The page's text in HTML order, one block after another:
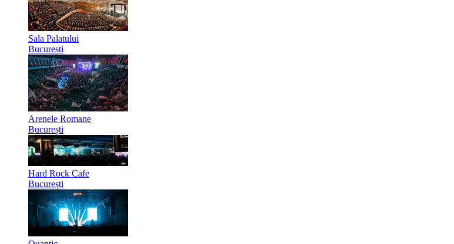
Sala Palatului
București
Arenele Romane
București
Hard Rock Cafe
București